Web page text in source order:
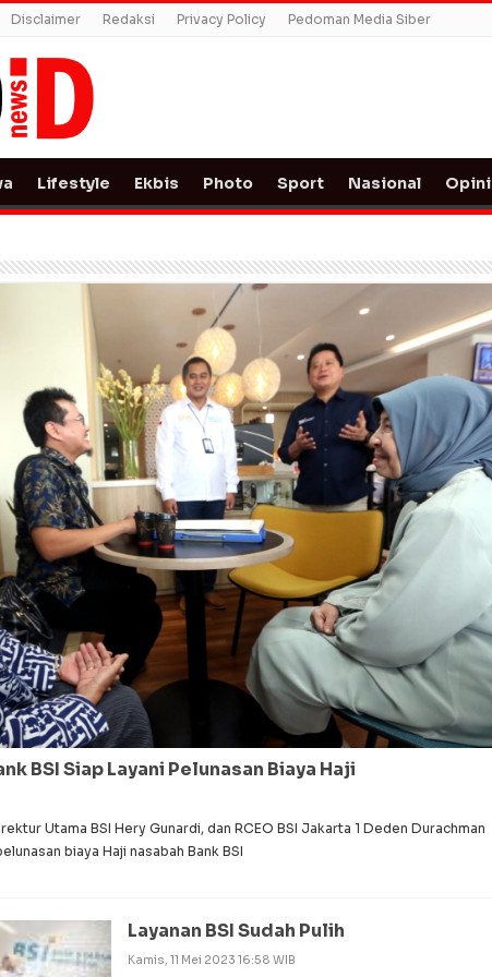
Disclaimer Redaksi Privacy Policy Pedoman Media Siber
Lifestyle Ekbis Photo Sport Nasional Opini
BSI Siap Layani Pelunasan Biaya Haji
Utama BSI Hery Gunardi, dan RCEO BSI Jakarta 1 Deden Durachman
biaya Haji nasabah Bank BSI
Layanan BSI Sudah Pulih
Kamis, 11 Mei 2023 16:58 WIB